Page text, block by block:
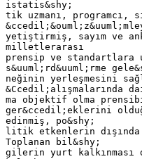
istatis&shy;
tik uzmanı, programcı,
yetiştirmiş, sayım ve
milletlerarası
prensip ve standartlara
s&uuml;rd&uuml;rme
neğinin yerleşmesini
&Ccedil;alışmalarında
ma objektif olma
ger&ccedil;eklerini
edinmiş, po&shy;
litik etkenlerin dışında
Toplanan bil&shy;
gilerin yurt kalkınması